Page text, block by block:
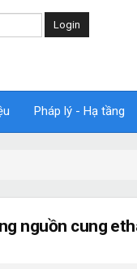
Login
Pháp lý - Hạ tầng
nguồn cung